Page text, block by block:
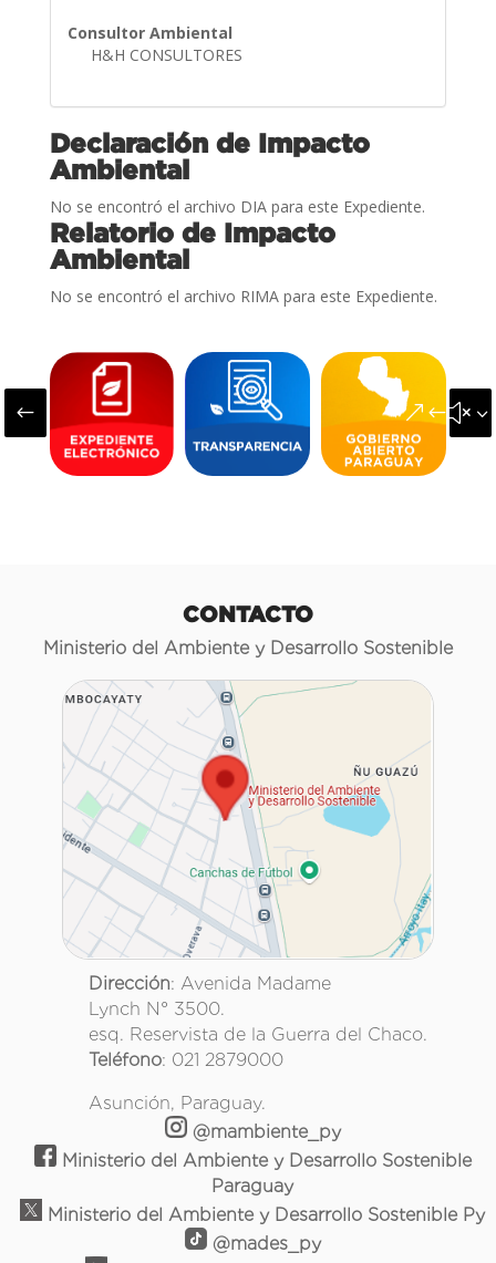
Consultor Ambiental
H&H CONSULTORES
Declaración de Impacto
Ambiental
No se encontró el archivo DIA para este Expediente.
Relatorio de Impacto
Ambiental
No se encontró el archivo RIMA para este Expediente.
#
CONTACTO
Ministerio del Ambiente y Desarrollo Sostenible
Dirección: Avenida Madame
Lynch N° 3500.
esq. Reservista de la Guerra del Chaco.
Teléfono: 021 2879000
Asunción, Paraguay.
@mambiente_py
Ministerio del Ambiente y Desarrollo Sostenible
Paraguay
Ministerio del Ambiente y Desarrollo Sostenible Py
@mades_py